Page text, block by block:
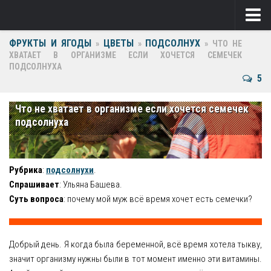
Ягоды
Виноград
Крыжовник
Малина
Фрукты
Груша
Ежевика
Слива
ФРУКТЫ И ЯГОДЫ » ЦВЕТЫ » ПОДСОЛНУХ » ЧТО НЕ
ХВАТАЕТ В ОРГАНИЗМЕ ЕСЛИ ХОЧЕТСЯ СЕМЕЧЕК
ПОДСОЛНУХА
5
Что не хватает в организме если хочется семечек
подсолнуха
Рубрика: подсолнухи.
Спрашивает: Ульяна Башева.
Суть вопроса: почему мой муж всё время хочет есть семечки?
Добрый день. Я когда была беременной, всё время хотела тыкву,
значит организму нужны были в тот момент именно эти витамины.